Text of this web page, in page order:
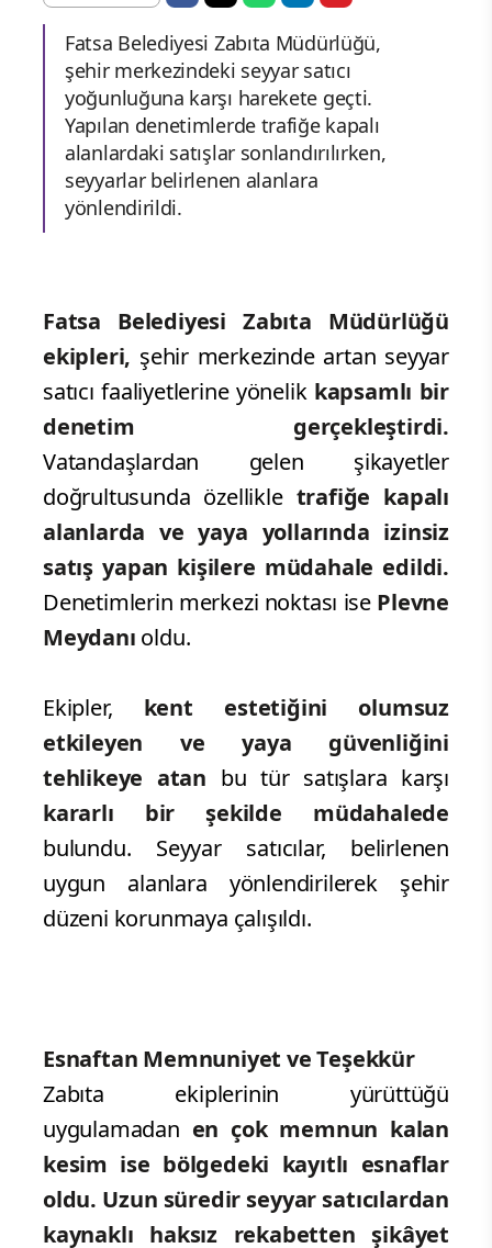
Fatsa Belediyesi Zabıta Müdürlüğü,
şehir merkezindeki seyyar satıcı
yoğunluğuna karşı harekete geçti.
Yapılan denetimlerde trafiğe kapalı
alanlardaki satışlar sonlandırılırken,
seyyarlar belirlenen alanlara
yönlendirildi.
Fatsa Belediyesi Zabıta Müdürlüğü
ekipleri,şehir merkezinde artan seyyar
satıcı faaliyetlerine yönelik
Vatandaşlardan gelen şikayetler
doğrultusunda özellikle
trafiğe kapalı
alanlarda ve yaya yollarında izinsiz
satış yapan kişilere müdahale edildi.
Denetimlerin merkezi noktası isePlevne
Meydanıoldu.
kararlı bir şekilde müdahalede
bulundu. Seyyar satıcılar, belirlenen
uygun alanlara yönlendirilerek şehir
düzeni korunmaya çalışıldı.